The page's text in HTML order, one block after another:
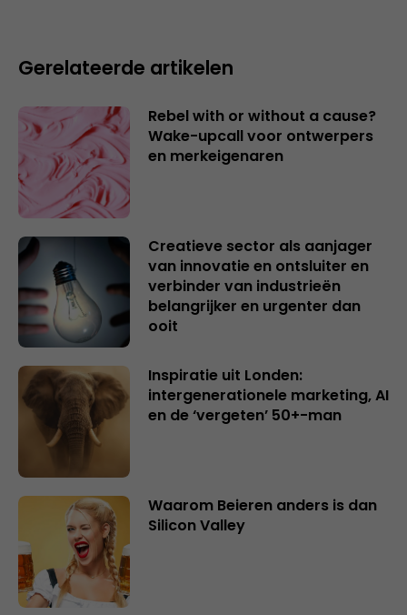
Gerelateerde artikelen
Rebel with or without a cause?
Wake-upcall voor ontwerpers
en merkeigenaren
Creatieve sector als aanjager
van innovatie en ontsluiter en
verbinder van industrieën
belangrijker en urgenter dan
ooit
Inspiratie uit Londen:
intergenerationele marketing, AI
en de ‘vergeten’ 50+-man
Waarom Beieren anders is dan
Silicon Valley